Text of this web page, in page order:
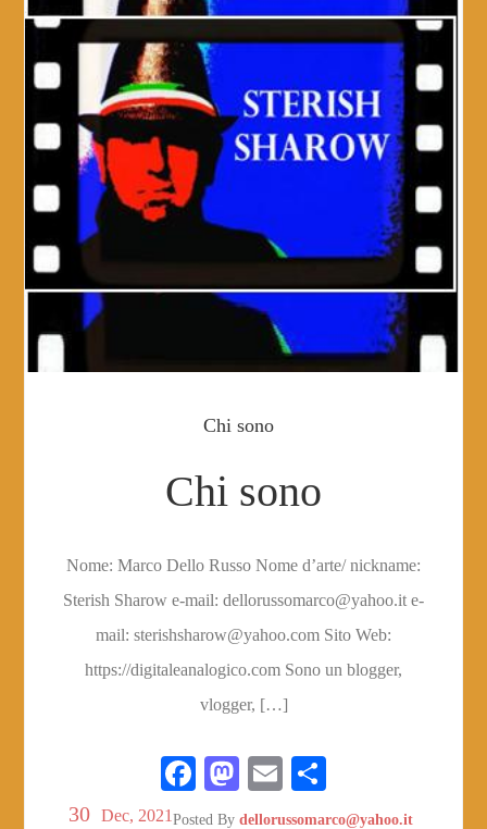
30 Dec, 2021
Chi sono
Chi sono
Posted By dellorussomarco@yahoo.it
Nome: Marco Dello Russo Nome d’arte/ nickname:
Sterish Sharow e-mail: dellorussomarco@yahoo.it e-
mail: sterishsharow@yahoo.com Sito Web:
https://digitaleanalogico.com Sono un blogger,
vlogger, […]
Fa
ce
M
as
E
m ha